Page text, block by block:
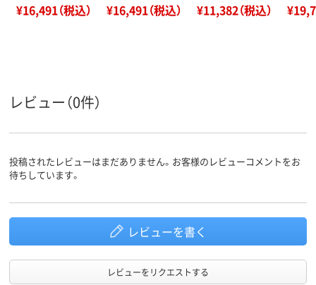
¥16,491（税込） ¥16,491（税込） ¥11,382（税込）
レビュー（0件）
投稿されたレビューはまだありません。お客様のレビューコメントをお
待ちしています。
レビューを書く
レビューをリクエストする